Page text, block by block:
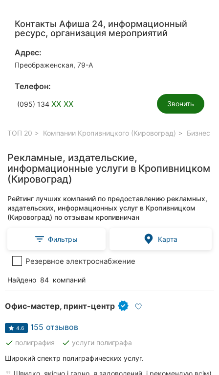
Контакты Афиша 24, информационный
ресурс, организация мероприятий
Адрес:
Преображенская, 79-А
Телефон:
(095) 134 XX XX Звонить
ТОП 20 Компании Кропивницкого (Кировоград) Бизнес
Рекламные, издательские,
информационные услуги в Кропивницком
(Кировоград)
Рейтинг лучших компаний по предоставлению рекламных,
издательских, информационных услуг в Кропивницком
(Кировоград) по отзывам кропивничан
Фильтры Карта
Резервное электроснабжение
Найдено 84 компаний
Офис-мастер, принт-центр
4.6 155 отзывов
done полиграфия done услуги полиграфа
Широкий спектр полиграфических услуг.
Швидко, якісно і гарно, я задоволений, і рекомендую всім)